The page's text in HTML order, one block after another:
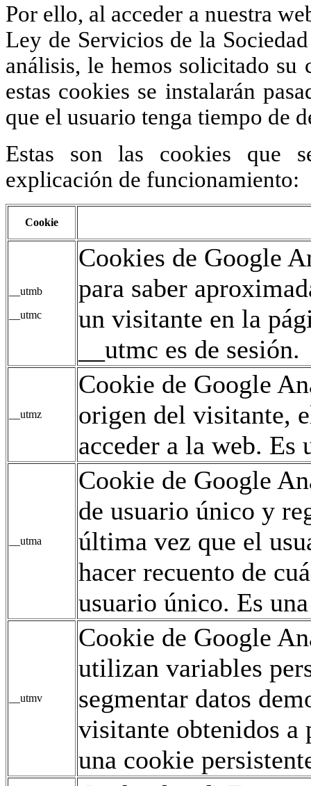
Por ello, al acceder a nuestra
Ley de Servicios de la
análisis, le hemos solicitado su
estas cookies se instalarán
que el usuario tenga tiempo de
Estas son las cookies que
explicación de funcionamiento:
Cookie
__utmb
__utmc
Cookies de Google
para saber
un visitante en la
__utmc es de sesión.
__utmz
Cookie de Google
origen del visitante,
acceder a la web. Es
__utma
Cookie de Google
de usuario único y
última vez que el
hacer recuento de
usuario único. Es
__utmv
Cookie de Google
utilizan variables
segmentar datos
visitante obtenidos a
una cookie